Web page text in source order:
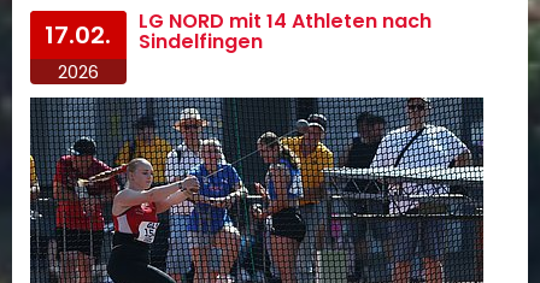
17.02.
2026
LG NORD mit 14 Athleten nach
Sindelfingen